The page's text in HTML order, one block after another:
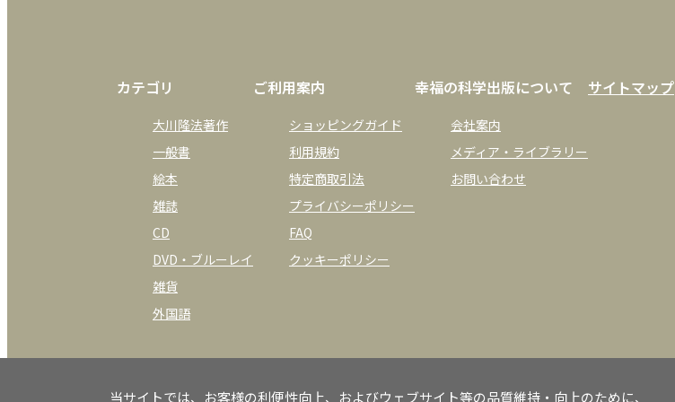
カテゴリ
大川隆法著作
一般書
絵本
雑誌
CD
DVD・ブルーレイ
雑貨
外国語
ご利用案内
ショッピングガイド
利用規約
特定商取引法
プライバシーポリシー
FAQ
クッキーポリシー
幸福の科学出版について
会社案内
メディア・ライブラリー
お問い合わせ
サイトマップ
当サイトでは、お客様の利便性向上、およびウェブサイト等の品質維持・向上のために、